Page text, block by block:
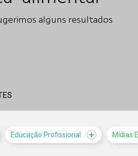
alguns resultados
Educação Profissional Mídias